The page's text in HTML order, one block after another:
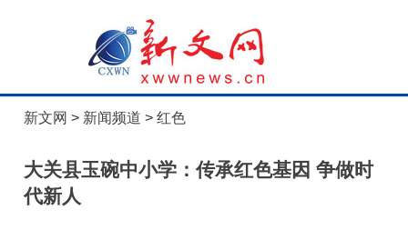
新文网 > 新闻频道 >红色
大关县玉碗中小学：传承红色基因 争做时
代新人